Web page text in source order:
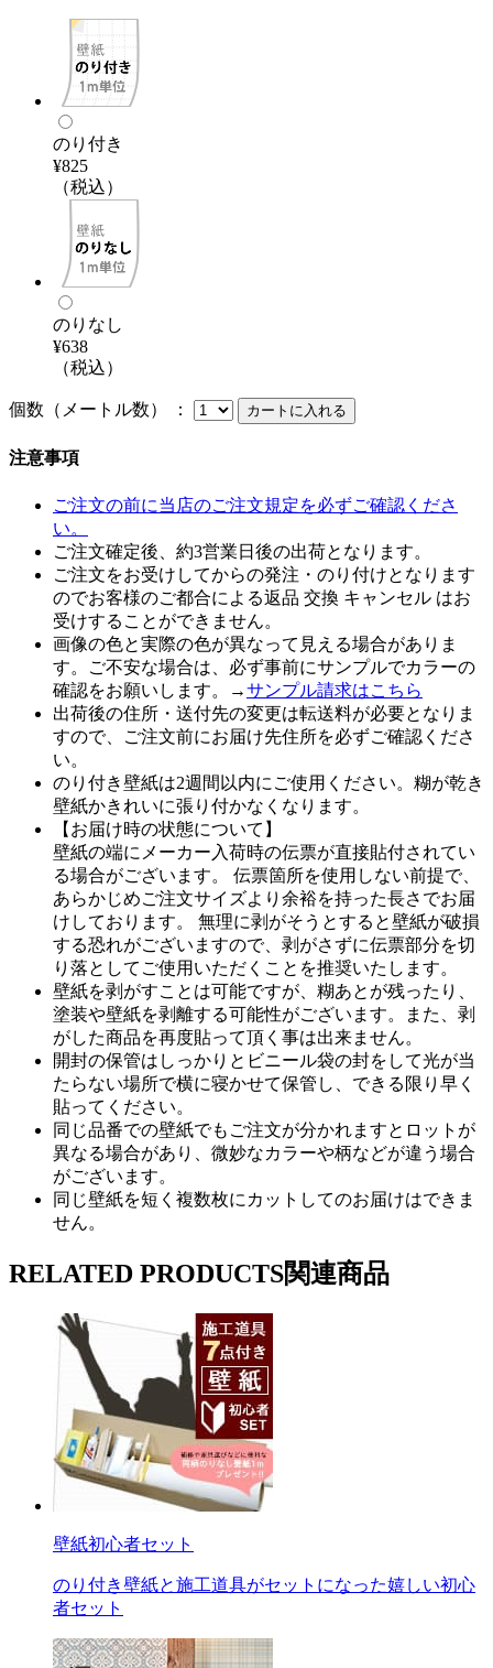
のり付き
¥825
（税込）
のりなし
¥638
（税込）
個数（メートル数） ：
注意事項
ご注文の前に当店のご注文規定を必ずご確認くださ
い。
ご注文確定後、約3営業日後の出荷となります。
ご注文をお受けしてからの発注・のり付けとなります
のでお客様のご都合による返品 交換 キャンセル はお
受けすることができません。
画像の色と実際の色が異なって見える場合がありま
す。ご不安な場合は、必ず事前にサンプルでカラーの
確認をお願いします。→サンプル請求はこちら
出荷後の住所・送付先の変更は転送料が必要となりま
すので、ご注文前にお届け先住所を必ずご確認くださ
い。
のり付き壁紙は2週間以内にご使用ください。糊が乾き
壁紙かきれいに張り付かなくなります。
【お届け時の状態について】
壁紙の端にメーカー入荷時の伝票が直接貼付されてい
る場合がございます。 伝票箇所を使用しない前提で、
あらかじめご注文サイズより余裕を持った長さでお届
けしております。 無理に剥がそうとすると壁紙が破損
する恐れがございますので、剥がさずに伝票部分を切
り落としてご使用いただくことを推奨いたします。
壁紙を剥がすことは可能ですが、糊あとが残ったり、
塗装や壁紙を剥離する可能性がございます。また、剥
がした商品を再度貼って頂く事は出来ません。
開封の保管はしっかりとビニール袋の封をして光が当
たらない場所で横に寝かせて保管し、できる限り早く
貼ってください。
同じ品番での壁紙でもご注文が分かれますとロットが
異なる場合があり、微妙なカラーや柄などが違う場合
がございます。
同じ壁紙を短く複数枚にカットしてのお届けはできま
せん。
RELATED PRODUCTS関連商品
壁紙初心者セット
のり付き壁紙と施工道具がセットになった嬉しい初心
者セット